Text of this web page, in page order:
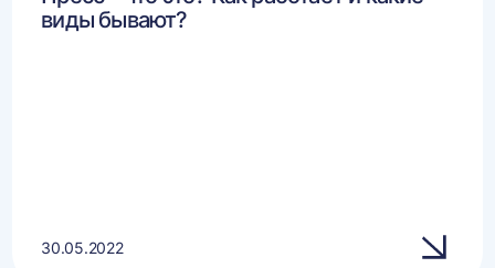
виды бывают?
30.05.2022